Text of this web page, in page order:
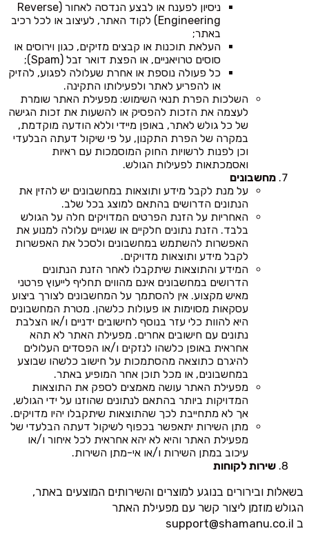
ניסיון לפענח או לבצע הנדסה לאחור (Reverse
Engineering) לקוד האתר, לעיצוב או לכל רכיב
באתר;
העלאת תוכנות או קבצים מזיקים, כגון וירוסים או
סוסים טרויאניים, או הפצת דואר זבל (Spam);
כל פעולה נוספת או אחרת שעלולה לפגוע, להזיק
או להפריע לאתר ולפעילותו התקינה.
השלכות הפרת תנאי השימוש: מפעילת האתר שומרת
לעצמה את הזכות להפסיק או להשעות את זכות הגישה
של כל גולש לאתר, באופן מיידי וללא הודעה מוקדמת,
במקרה של הפרת התקנון, על פי שיקול דעתה הבלעדי
וכן לפנות לרשויות החוק המוסמכות עם ראיות
ואסמכתאות לפעילות הגולש.
מחשבונים
על מנת לקבל מידע ותוצאות במחשבונים יש להזין את
הנתונים הדרושים בהתאם למוצג בכל שלב.
האחריות על הזנת הפרטים המדויקים חלה על הגולש
בלבד. הזנת נתונים חלקיים או שגויים עלולה למנוע את
האפשרות להשתמש במחשבונים ולסכל את האפשרות
לקבל מידע ותוצאות מדויקים.
המידע והתוצאות שיתקבלו לאחר הזנת הנתונים
הדרושים במחשבונים אינם מהווים תחליף לייעוץ פרטני
מאיש מקצוע. אין להסתמך על המחשבונים לצורך ביצוע
עסקאות מסוימות או פעולות כלשהן. מטרת המחשבונים
היא להוות כלי עזר בנוסף לחישובים ידניים ו/או הצלבת
נתונים עם חישובים אחרים. מפעילת האתר לא תהא
אחראית באופן כלשהו לנזקים ו/או הפסדים העלולים
להיגרם כתוצאה מהסתמכות על חישוב כלשהו שבוצע
במחשבונים, או מכל תוכן אחר המופיע באתר.
מפעילת האתר עושה מאמצים לספק את התוצאות
המדויקות ביותר בהתאם לנתונים שהוזנו על ידי הגולש,
אך לא מתחייבת לכך שהתוצאות שיתקבלו יהיו מדויקים.
מתן השירות יתאפשר בכפוף לשיקול דעתה הבלעדי של
מפעילת האתר והיא לא יהא אחראית לכל איחור ו/או
עיכוב במתן השירות ו/או אי-מתן השירות.
שירות לקוחות
בשאלות ובירורים בנוגע למוצרים והשירותים המוצעים באתר,
הגולש מוזמן ליצור קשר עם מפעילת האתר
ב support@shamanu.co.il